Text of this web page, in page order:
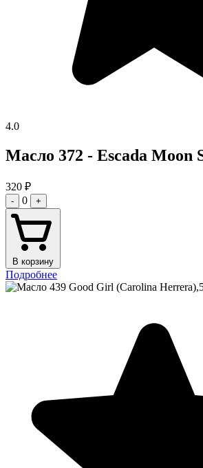
4.0
Масло 372 - Escada Moon
320 ₽
- 0 +
В корзину
Подробнее